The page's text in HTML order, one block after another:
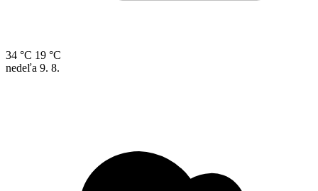
34 °C 19 °C
nedeľa 9. 8.